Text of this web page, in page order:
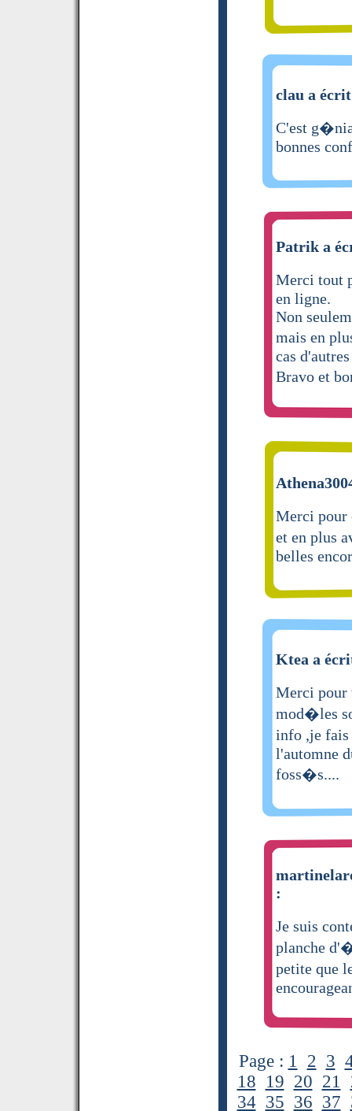
clau a
C'est
bonnes
Patrik a
Merci tout
en ligne.
Non
mais en
cas
Bravo et
Merci pour
et en plus
belles
Ktea a
Merci
mod�les
info ,je
l'automne
foss�s....
:
Je suis
planche
petite que
Page : 1 2 3
18 19 20 21
34 35 36 37